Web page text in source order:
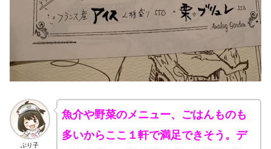
ぶり子
魚介や野菜のメニュー、ごはんものも
多いからここ１軒で満足できそう。 デ